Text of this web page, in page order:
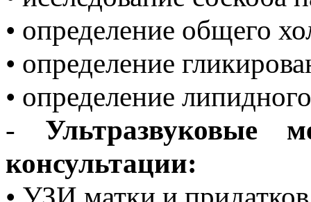
• определение общего
• определение
• определение
- Ультразвуковые
консультации: